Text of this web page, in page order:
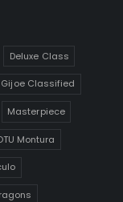
Deluxe Class
Gijoe Classified
Masterpiece
Montura